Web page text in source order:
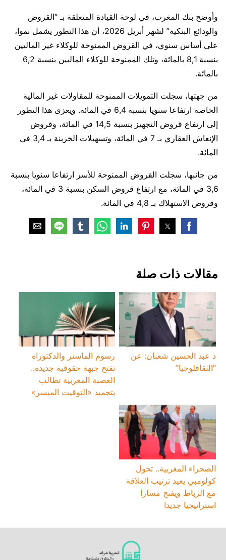
وأوضح بنك المغرب، في لوحة القيادة المتعلقة بـ “القروض
والودائع البنكية” لشهر أبريل 2026، أن هذا التطور يشمل نموا،
على أساس سنوي، في القروض الممنوحة للوكلاء غير الماليين
بنسبة 8,1 بالمائة، وتلك الممنوحة للوكلاء الماليين بنسبة 6,2
بالمائة.
من جهتها، سجلت التمويلات الممنوحة للمقاولات غير المالية
الخاصة ارتفاعا سنويا بنسبة 6,4 في المائة. ويعزى هذا التطور
إلى ارتفاع قروض التجهيز بنسبة 14,5 في المائة، وقروض
الإنعاش العقاري بـ 7 في المائة، وتسهيلات الخزينة بـ 3,4 في
المائة.
من جانبها، سجلت القروض الممنوحة للأسر ارتفاعا سنويا بنسبة
3,6 في المائة، مع ارتفاع قروض السكن بنسبة 3 في المائة،
وقروض الاستهلاك بـ 4,8 في المائة.
‏مقالات ذات صلة
د عبد الحسين شعبان: عن
“الثقافلوجيا”
رسوم الماستر والدكتوراه
تفتح جبهة حقوقية جديدة..
العصبة المغربية تطالب
بتجميد «التوقيت الميسر»
الصحراء المغربية.. تحول
كولومبي يعيد ترتيب العلاقة
مع الرباط ويفتح مسارا
استراتيجيا جديدا